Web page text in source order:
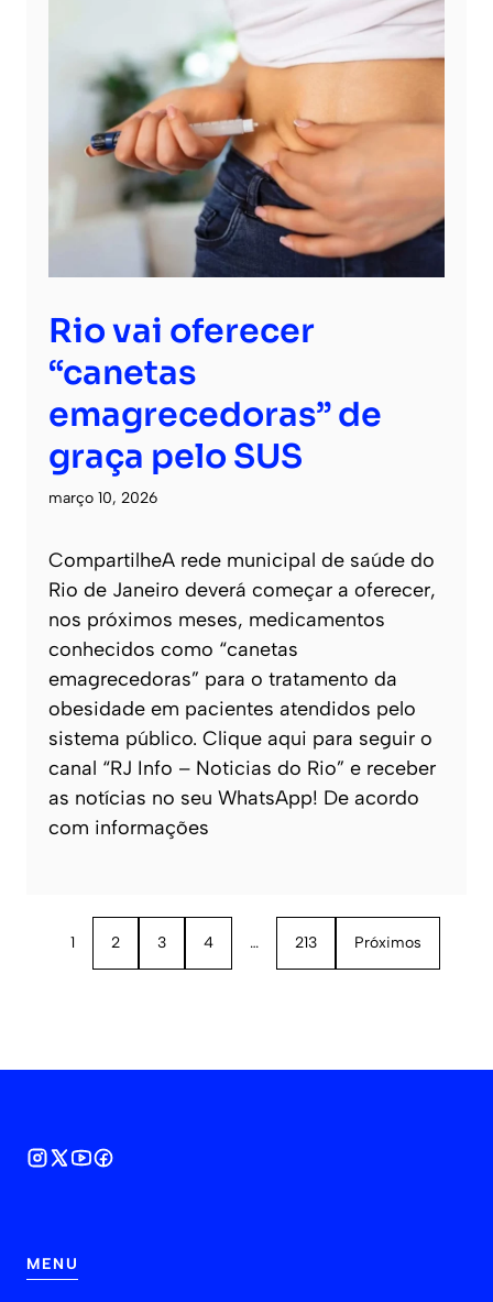
Rio vai oferecer
“canetas
emagrecedoras” de
graça pelo SUS
março 10, 2026
CompartilheA rede municipal de saúde do
Rio de Janeiro deverá começar a oferecer,
nos próximos meses, medicamentos
conhecidos como “canetas
emagrecedoras” para o tratamento da
obesidade em pacientes atendidos pelo
sistema público. Clique aqui para seguir o
canal “RJ Info – Noticias do Rio” e receber
as notícias no seu WhatsApp! De acordo
com informações
1 2 3 4 … 213 Próximos
MENU